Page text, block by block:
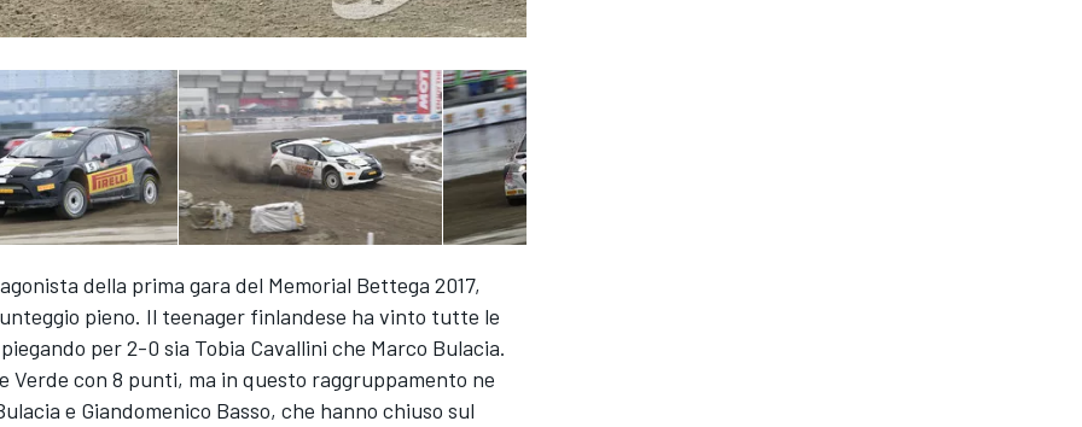
della prima gara del Memorial Bettega 2017,
pieno. Il teenager finlandese ha vinto tutte le
per 2-0 sia Tobia Cavallini che Marco Bulacia.
Verde con 8 punti, ma in questo raggruppamento ne
e Giandomenico Basso, che hanno chiuso sul